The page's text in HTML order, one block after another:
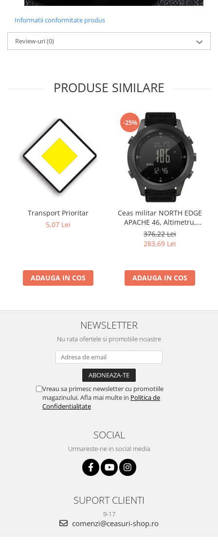
Informatii conformitate produs
Review-uri(0)
PRODUSE SIMILARE
Transport Prioritar
5,07 Lei
ADAUGA IN COS
-25%
Ceas militar NORTH EDGE
APACHE 46, Altimetru,
Barometru, Cronometru,
Termometru, Pedometru,
Busola
376,22 Lei
283,69 Lei
ADAUGA IN COS
NEWSLETTER
Nu rata ofertele si promotiile noastre
Vreau sa primesc newsletter cu promotiile
magazinului. Afla mai multe in Politica de
Confidentialitate
SOCIAL
Urmareste-ne in social media
SUPORT CLIENTI
9-17
comenzi@ceasuri-shop.ro